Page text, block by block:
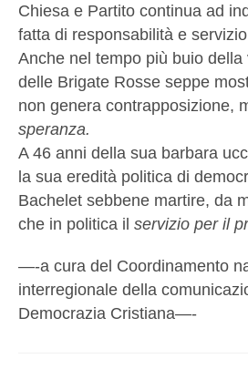
Chiesa e Partito continua ad
fatta di responsabilità e
Anche nel tempo più buio
delle Brigate Rosse seppe
non genera contrapposizione,
speranza.
A 46 anni della sua barbara
la sua eredità politica di
Bachelet sebbene martire, da
che in politica il servizio per il
—-a cura del Coordinamento
interregionale della
Democrazia Cristiana—-